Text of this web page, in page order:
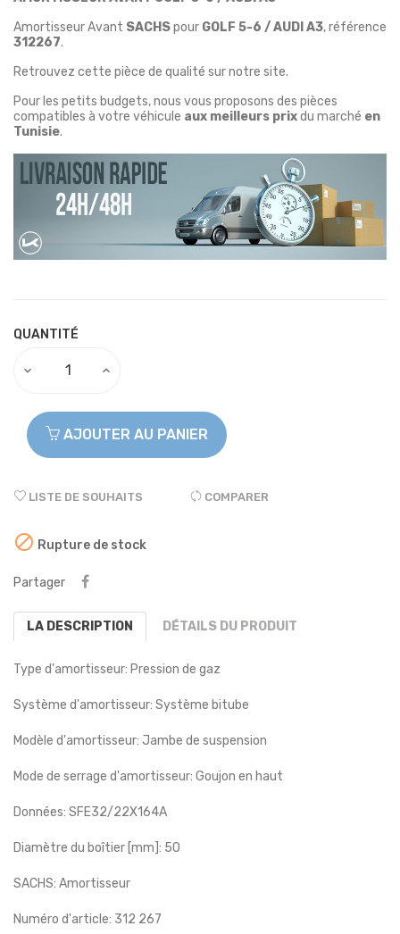
Amortisseur Avant SACHSpour GOLF 5-6 / AUDI A3, référence
312267.
Retrouvez cette pièce de qualité sur notre site.
Pour les petits budgets, nous vous proposons des pièces
compatibles à votre véhicule aux meilleurs prixdu marché en
Tunisie.
QUANTITÉ
AJOUTER AU PANIER
LISTE DE SOUHAITS COMPARER
 Rupture de stock
Partager
LA DESCRIPTION DÉTAILS DU PRODUIT
Type d'amortisseur: Pression de gaz
Système d'amortisseur: Système bitube
Modèle d'amortisseur: Jambe de suspension
Mode de serrage d'amortisseur: Goujon en haut
Données: SFE32/22X164A
Diamètre du boîtier [mm]: 50
SACHS: Amortisseur
Numéro d'article: 312 267